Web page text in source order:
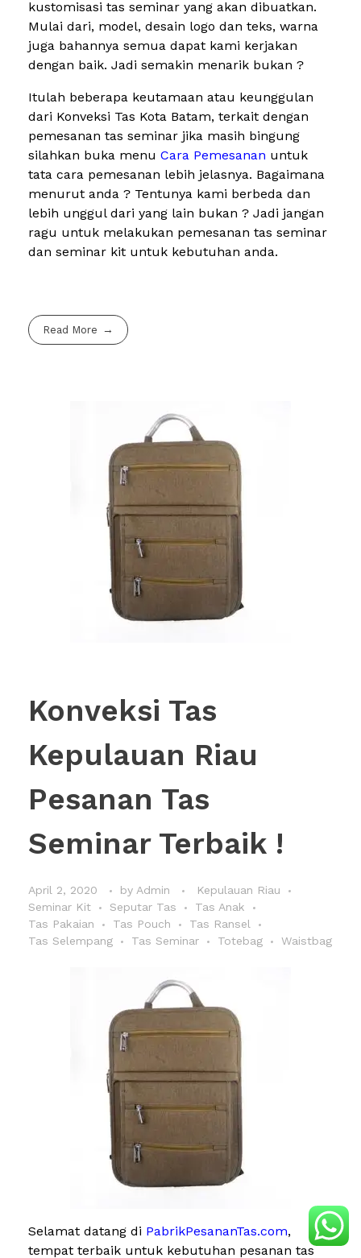
kustomisasi tas seminar yang akan dibuatkan.
Mulai dari, model, desain logo dan teks, warna
juga bahannya semua dapat kami kerjakan
dengan baik. Jadi semakin menarik bukan ?
Itulah beberapa keutamaan atau keunggulan
dari Konveksi Tas Kota Batam, terkait dengan
pemesanan tas seminar jika masih bingung
silahkan buka menu Cara Pemesanan untuk
tata cara pemesanan lebih jelasnya. Bagaimana
menurut anda ? Tentunya kami berbeda dan
lebih unggul dari yang lain bukan ? Jadi jangan
ragu untuk melakukan pemesanan tas seminar
dan seminar kit untuk kebutuhan anda.
Read More
Konveksi Tas
Kepulauan Riau
Pesanan Tas
Seminar Terbaik !
April 2, 2020 by Admin
Kepulauan Riau
Seminar Kit
Seputar Tas
Tas Anak
Tas Pakaian
Tas Pouch
Tas Ransel
Tas Selempang
Tas Seminar Totebag Waistbag
Selamat datang di PabrikPesananTas.com,
tempat terbaik untuk kebutuhan pesanan tas